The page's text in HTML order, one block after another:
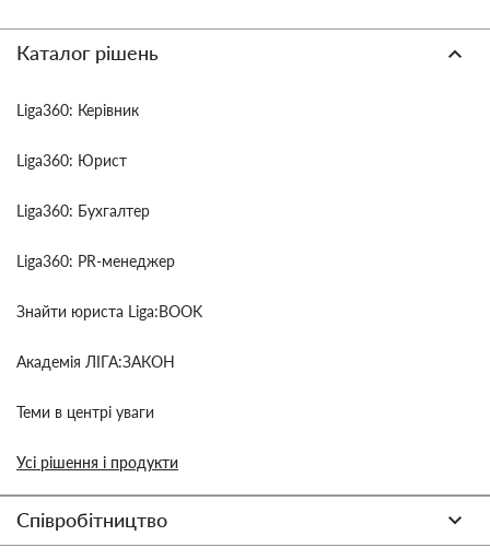
Каталог рішень
Liga360: Керівник
Liga360: Юрист
Liga360: Бухгалтер
Liga360: PR-менеджер
Знайти юриста Liga:BOOK
Академія ЛІГА:ЗАКОН
Теми в центрі уваги
Усі рішення і продукти
Співробітництво